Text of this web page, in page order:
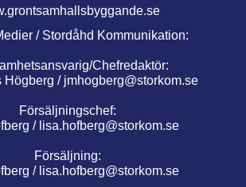
/ Stordåhd Kommunikation:
Chefredaktör:
Högberg / jmhogberg@storkom.se
Försäljningschef:
/ lisa.hofberg@storkom.se
Försäljning:
/ lisa.hofberg@storkom.se